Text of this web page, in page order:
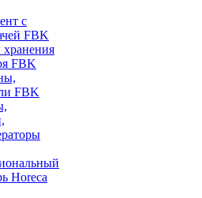
с
FBK
FBK
FBK
Horeca